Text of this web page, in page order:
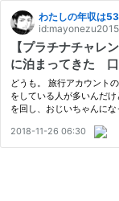
わたしの年収は
id:mayonezu2015
【プラチナチャレ
に泊まってきた
どうも。 旅行アカウント
をしている人が多いんだ
を回し、おじいちゃんに
金を回さなかったらどうな
ロ…
2018-11-26 06:30